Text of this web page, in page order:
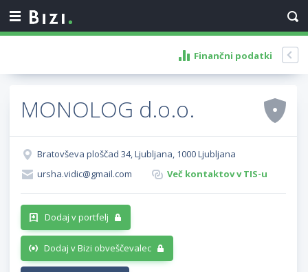
Finančni podatki
MONOLOG d.o.o.
Bratovševa ploščad 34, Ljubljana, 1000 Ljubljana
ursha.vidic@gmail.com
Več kontaktov v TIS-u
Dodaj v portfelj
Dodaj v Bizi obveščevalec